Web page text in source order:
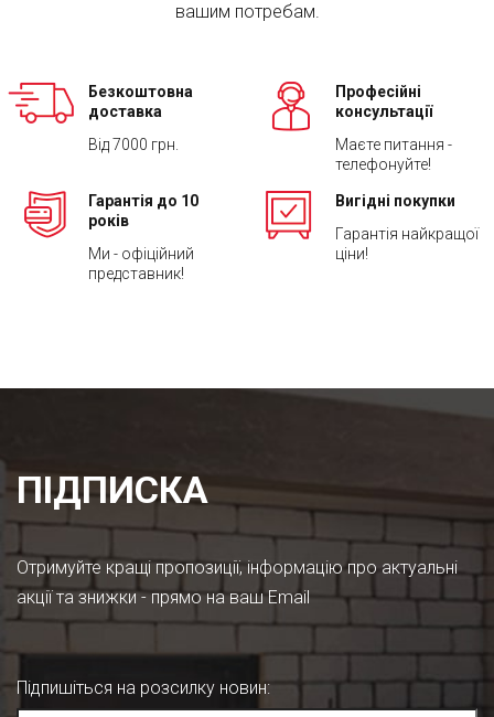
вашим потребам.
Безкоштовна
доставка
Від 7000 грн.
Професійні
консультації
Маєте питання -
телефонуйте!
Гарантія до 10
років
Ми - офіційний
представник!
Вигідні покупки
Гарантія найкращої
ціни!
ПІДПИСКА
Отримуйте кращі пропозиції, інформацію про актуальні
акції та знижки - прямо на ваш Email
Підпишіться на розсилку новин: